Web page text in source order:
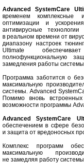
Advanced SystemCare
временем комплексные
оптимизации и
антивирусные
в реальном времени от
диапазону настроек
Ultimate
полнофункциональную
замедления работы
Программа заботится о
максимальную
системы. Advanced
Помимо вновь
возможности программы
Advanced SystemCare
обеспечением в сфере
и защита от вредоносных
Комплекс программ
максимальную
не замедляя работу